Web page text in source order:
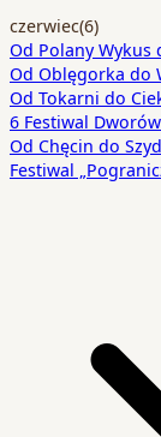
czerwiec(6)
Od Polany Wykus
Od Oblęgorka do
Od Tokarni do
6 Festiwal
Od Chęcin do
Festiwal